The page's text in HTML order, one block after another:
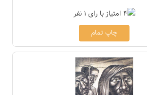
چاپ تمام